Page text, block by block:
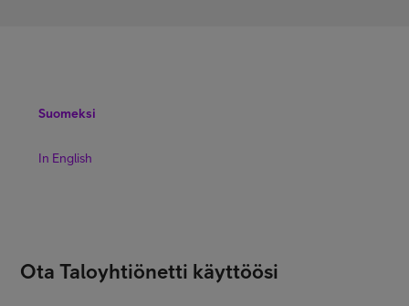
Suomeksi
In English
Ota Taloyhtiönetti käyttöösi